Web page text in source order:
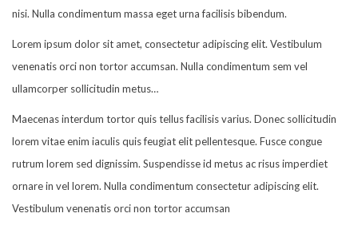
nisi. Nulla condimentum massa eget urna facilisis bibendum.
Lorem ipsum dolor sit amet, consectetur adipiscing elit. Vestibulum
venenatis orci non tortor accumsan. Nulla condimentum sem vel
ullamcorper sollicitudin metus…
Maecenas interdum tortor quis tellus facilisis varius. Donec sollicitudin
lorem vitae enim iaculis quis feugiat elit pellentesque. Fusce congue
rutrum lorem sed dignissim. Suspendisse id metus ac risus imperdiet
ornare in vel lorem. Nulla condimentum consectetur adipiscing elit.
Vestibulum venenatis orci non tortor accumsan